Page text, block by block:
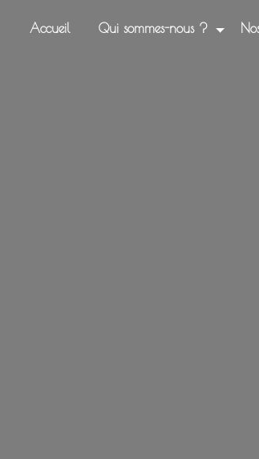
Accueil Qui sommes-nous ?